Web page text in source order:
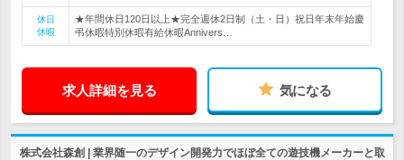
休日
休暇
★年間休日120日以上★完全週休2日制（土・日）祝日年末年始慶
弔休暇特別休暇有給休暇Annivers…
求人詳細を見る 気になる
株式会社森創 | 業界随一のデザイン開発力でほぼ全ての遊技機メーカーと取